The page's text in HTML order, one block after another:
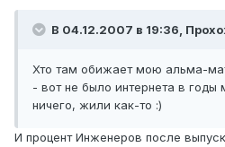
В 04.12.2007 в 19:36,
Хто там обижает мою альма-
- вот не было интернета в годы
ничего, жили как-то :)
И процент Инженеров после